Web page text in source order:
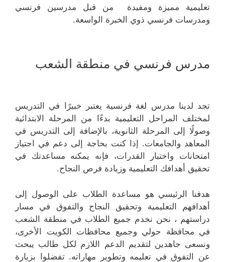
تعليمية مميزة ومفيدة من قبل مدرسين فرنسي
ومدرسات فرنسي ذوي الخبرة الواسعة.
مدرس فرنسي في منطقة الشعب
تجد لدينا مدرس لغة فرنسية يعتبر خبيرًا في التدريس
لمختلف المراحل التعليمية بدءًا من المرحلة الابتدائية
وصولًا إلى المرحلة الثانوية، بالإضافة إلى التدريس في
المعاهد والجامعات. إذا كنت بحاجة إلى دعم في اجتياز
امتحانات واختبار القدرات، فإنه يمكنه مساعدتك في
تحقيق أهدافك التعليمية وزيادة فرص النجاح.
هدفنا الرئيسي هو مساعدة الطلاب على الوصول إلى
أهدافهم التعليمية وتحقيق النجاح والتفوق في مسار
دراستهم ، نحن نخدم جميع الطلاب في منطقة الشعب
في محافظة حولي وجميع محافظات الكويت الأخرى،
ونسعى جاهدين لتقديم الدعم اللازم لكل طالب يبحث
عن التفوق في تعليمه وتطوير مهاراته. تفضلوا بزيارة